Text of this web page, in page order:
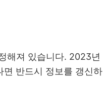
해져 있습니다. 2023년
면 반드시 정보를 갱신하